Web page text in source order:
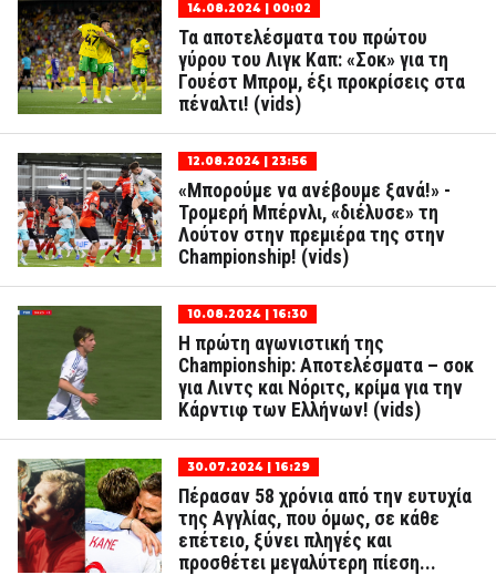
14.08.2024 | 00:02
Τα αποτελέσματα του πρώτου
γύρου του Λιγκ Καπ: «Σοκ» για τη
Γουέστ Μπρομ, έξι προκρίσεις στα
πέναλτι! (vids)
12.08.2024 | 23:56
«Μπορούμε να ανέβουμε ξανά!» -
Τρομερή Μπέρνλι, «διέλυσε» τη
Λούτον στην πρεμιέρα της στην
Championship! (vids)
10.08.2024 | 16:30
Η πρώτη αγωνιστική της
Championship: Αποτελέσματα – σοκ
για Λιντς και Νόριτς, κρίμα για την
Κάρντιφ των Ελλήνων! (vids)
30.07.2024 | 16:29
Πέρασαν 58 χρόνια από την ευτυχία
της Αγγλίας, που όμως, σε κάθε
επέτειο, ξύνει πληγές και
προσθέτει μεγαλύτερη πίεση...